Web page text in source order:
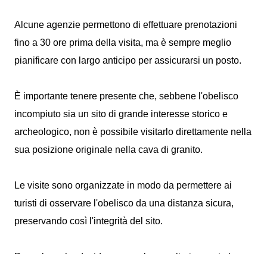
Alcune agenzie permettono di effettuare prenotazioni
fino a 30 ore prima della visita, ma è sempre meglio
pianificare con largo anticipo per assicurarsi un posto.
È importante tenere presente che, sebbene l'obelisco
incompiuto sia un sito di grande interesse storico e
archeologico, non è possibile visitarlo direttamente nella
sua posizione originale nella cava di granito.
Le visite sono organizzate in modo da permettere ai
turisti di osservare l'obelisco da una distanza sicura,
preservando così l'integrità del sito.